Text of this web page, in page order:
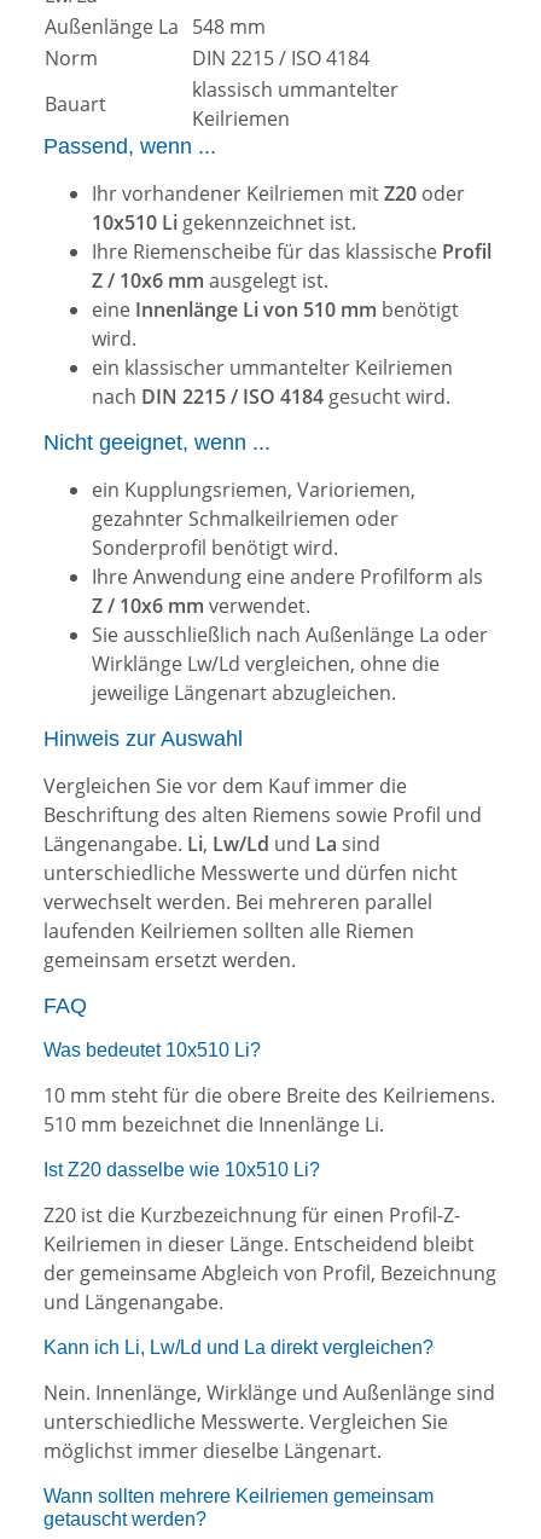
Außenlänge La 548 mm
Norm
DIN 2215 / ISO 4184
Bauart
klassisch ummantelter
Keilriemen
Passend, wenn ...
Ihr vorhandener Keilriemen mitZ20 oder
10x510 Li gekennzeichnet ist.
Ihre Riemenscheibe für das klassische Profil
Z / 10x6 mm ausgelegt ist.
eine Innenlänge Li von 510 mm benötigt
wird.
ein klassischer ummantelter Keilriemen
nach DIN 2215 / ISO 4184 gesucht wird.
Nicht geeignet, wenn ...
ein Kupplungsriemen, Varioriemen,
gezahnter Schmalkeilriemen oder
Sonderprofil benötigt wird.
Ihre Anwendung eine andere Profilform als
Z / 10x6 mm verwendet.
Sie ausschließlich nach Außenlänge La oder
Wirklänge Lw/Ld vergleichen, ohne die
jeweilige Längenart abzugleichen.
Hinweis zur Auswahl
Vergleichen Sie vor dem Kauf immer die
Beschriftung des alten Riemens sowie Profil und
Längenangabe. Li, Lw/Ld und La sind
unterschiedliche Messwerte und dürfen nicht
verwechselt werden. Bei mehreren parallel
laufenden Keilriemen sollten alle Riemen
gemeinsam ersetzt werden.
FAQ
Was bedeutet 10x510 Li?
10 mm steht für die obere Breite des Keilriemens.
510 mm bezeichnet die Innenlänge Li.
Ist Z20 dasselbe wie 10x510 Li?
Z20 ist die Kurzbezeichnung für einen Profil-Z-
Keilriemen in dieser Länge. Entscheidend bleibt
der gemeinsame Abgleich von Profil, Bezeichnung
und Längenangabe.
Kann ich Li, Lw/Ld und La direkt vergleichen?
Nein. Innenlänge, Wirklänge und Außenlänge sind
unterschiedliche Messwerte. Vergleichen Sie
möglichst immer dieselbe Längenart.
Wann sollten mehrere Keilriemen gemeinsam
getauscht werden?